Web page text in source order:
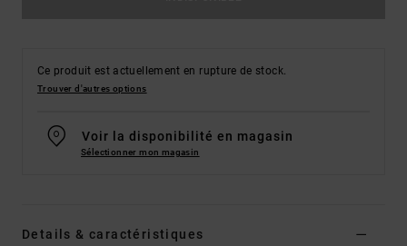
Ce produit est actuellement en rupture de stock.
Trouver d'autres options
Voir la disponibilité en magasin
Sélectionner mon magasin
Details & caractéristiques